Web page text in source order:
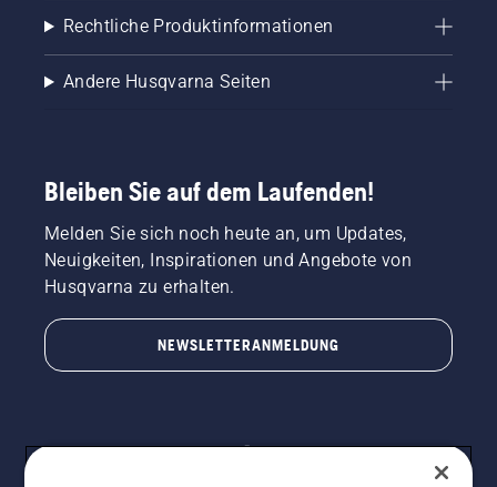
Rechtliche Produktinformationen
Andere Husqvarna Seiten
Bleiben Sie auf dem Laufenden!
Melden Sie sich noch heute an, um Updates,
Neuigkeiten, Inspirationen und Angebote von
Husqvarna zu erhalten.
NEWSLETTERANMELDUNG